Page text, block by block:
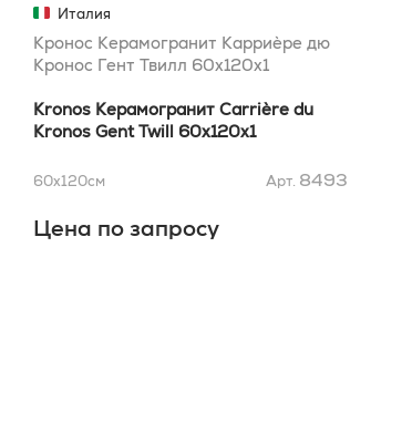
Италия
Кронос Керамогранит Карриèре дю
Кронос Гент Твилл 60x120х1
Kronos Керамогранит Carrière du
Kronos Gent Twill 60x120х1
60x120см Арт. 8493
Цена по запросу